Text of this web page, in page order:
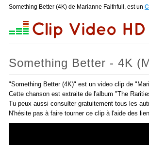
Something Better (4K) de Marianne Faithfull, est un
Something Better - 4K
"Something Better (4K)" est un video clip de
Cette chanson est extraite de l'album "The
Tu peux aussi consulter gratuitement tous les
N'hésite pas à faire tourner ce clip à l'aide des